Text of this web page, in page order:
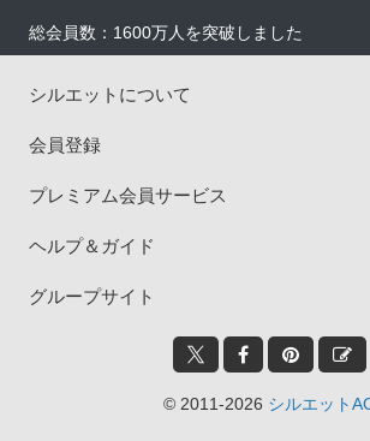
総会員数：1600万人を突破しました
シルエットについて
会員登録
プレミアム会員サービス
ヘルプ＆ガイド
グループサイト
© 2011-2026 シルエット